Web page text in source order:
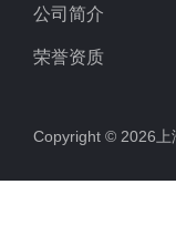
公司简介
荣誉资质
Copyright © 2026